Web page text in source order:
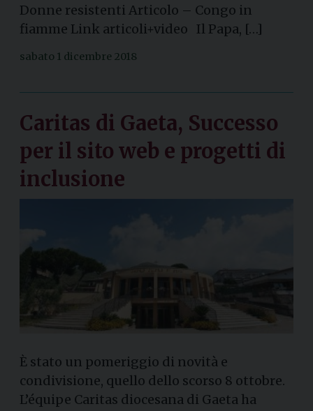
Donne resistenti Articolo – Congo in
fiamme Link articoli+video Il Papa, […]
sabato 1 dicembre 2018
Caritas di Gaeta, Successo
per il sito web e progetti di
inclusione
È stato un pomeriggio di novità e
condivisione, quello dello scorso 8 ottobre.
L’équipe Caritas diocesana di Gaeta ha